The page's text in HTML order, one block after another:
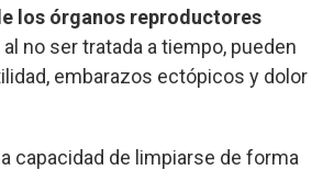
los órganos reproductores
no ser tratada a tiempo, pueden
embarazos ectópicos y dolor
capacidad de limpiarse de forma